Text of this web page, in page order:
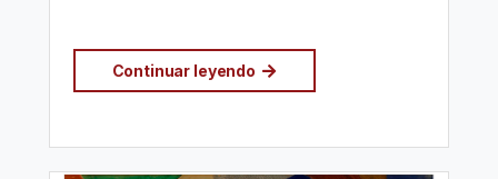
Continuar leyendo